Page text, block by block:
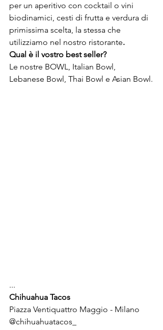
per un aperitivo con cocktail o vini
biodinamici, cesti di frutta e verdura di
primissima scelta, la stessa che
utilizziamo nel nostro ristorante.
Qual è il vostro best seller?
Le nostre BOWL, Italian Bowl,
Lebanese Bowl, Thai Bowl e Asian Bowl.
...
Chihuahua Tacos
@chihuahuatacos_